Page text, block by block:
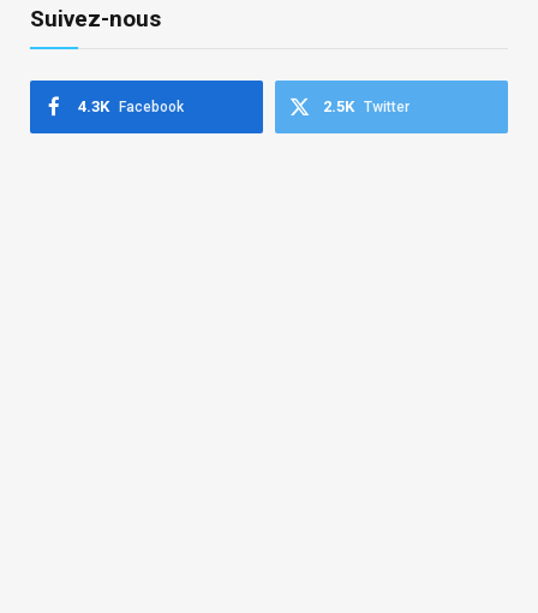
Suivez-nous
Facebook
4.3K Twitter
2.5K